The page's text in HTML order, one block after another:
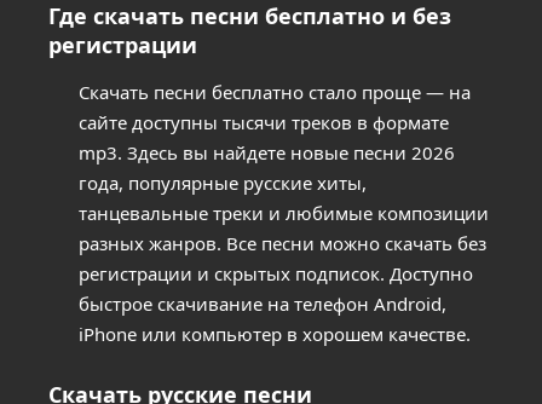
Где скачать песни бесплатно и без
регистрации
Скачать песни бесплатно стало проще — на
сайте доступны тысячи треков в формате
mp3. Здесь вы найдете новые песни 2026
года, популярные русские хиты,
танцевальные треки и любимые композиции
разных жанров. Все песни можно скачать без
регистрации и скрытых подписок. Доступно
быстрое скачивание на телефон Android,
iPhone или компьютер в хорошем качестве.
Скачать русские песни